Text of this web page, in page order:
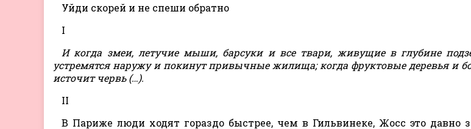
Уйди скорей и не спеши обратно
I
И когда змеи, летучие мыши, барсуки и все твари, живущие в глубине
устремятся наружу и покинут привычные жилища; когда фруктовые деревья и
источит червь (…).
II
В Париже люди ходят гораздо быстрее, чем в Гильвинеке, Жосс это давно